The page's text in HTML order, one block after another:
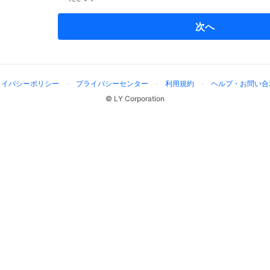
次へ
バシーポリシー プライバシーセンター 利用規約
ヘルプ・お問い
© LY Corporation